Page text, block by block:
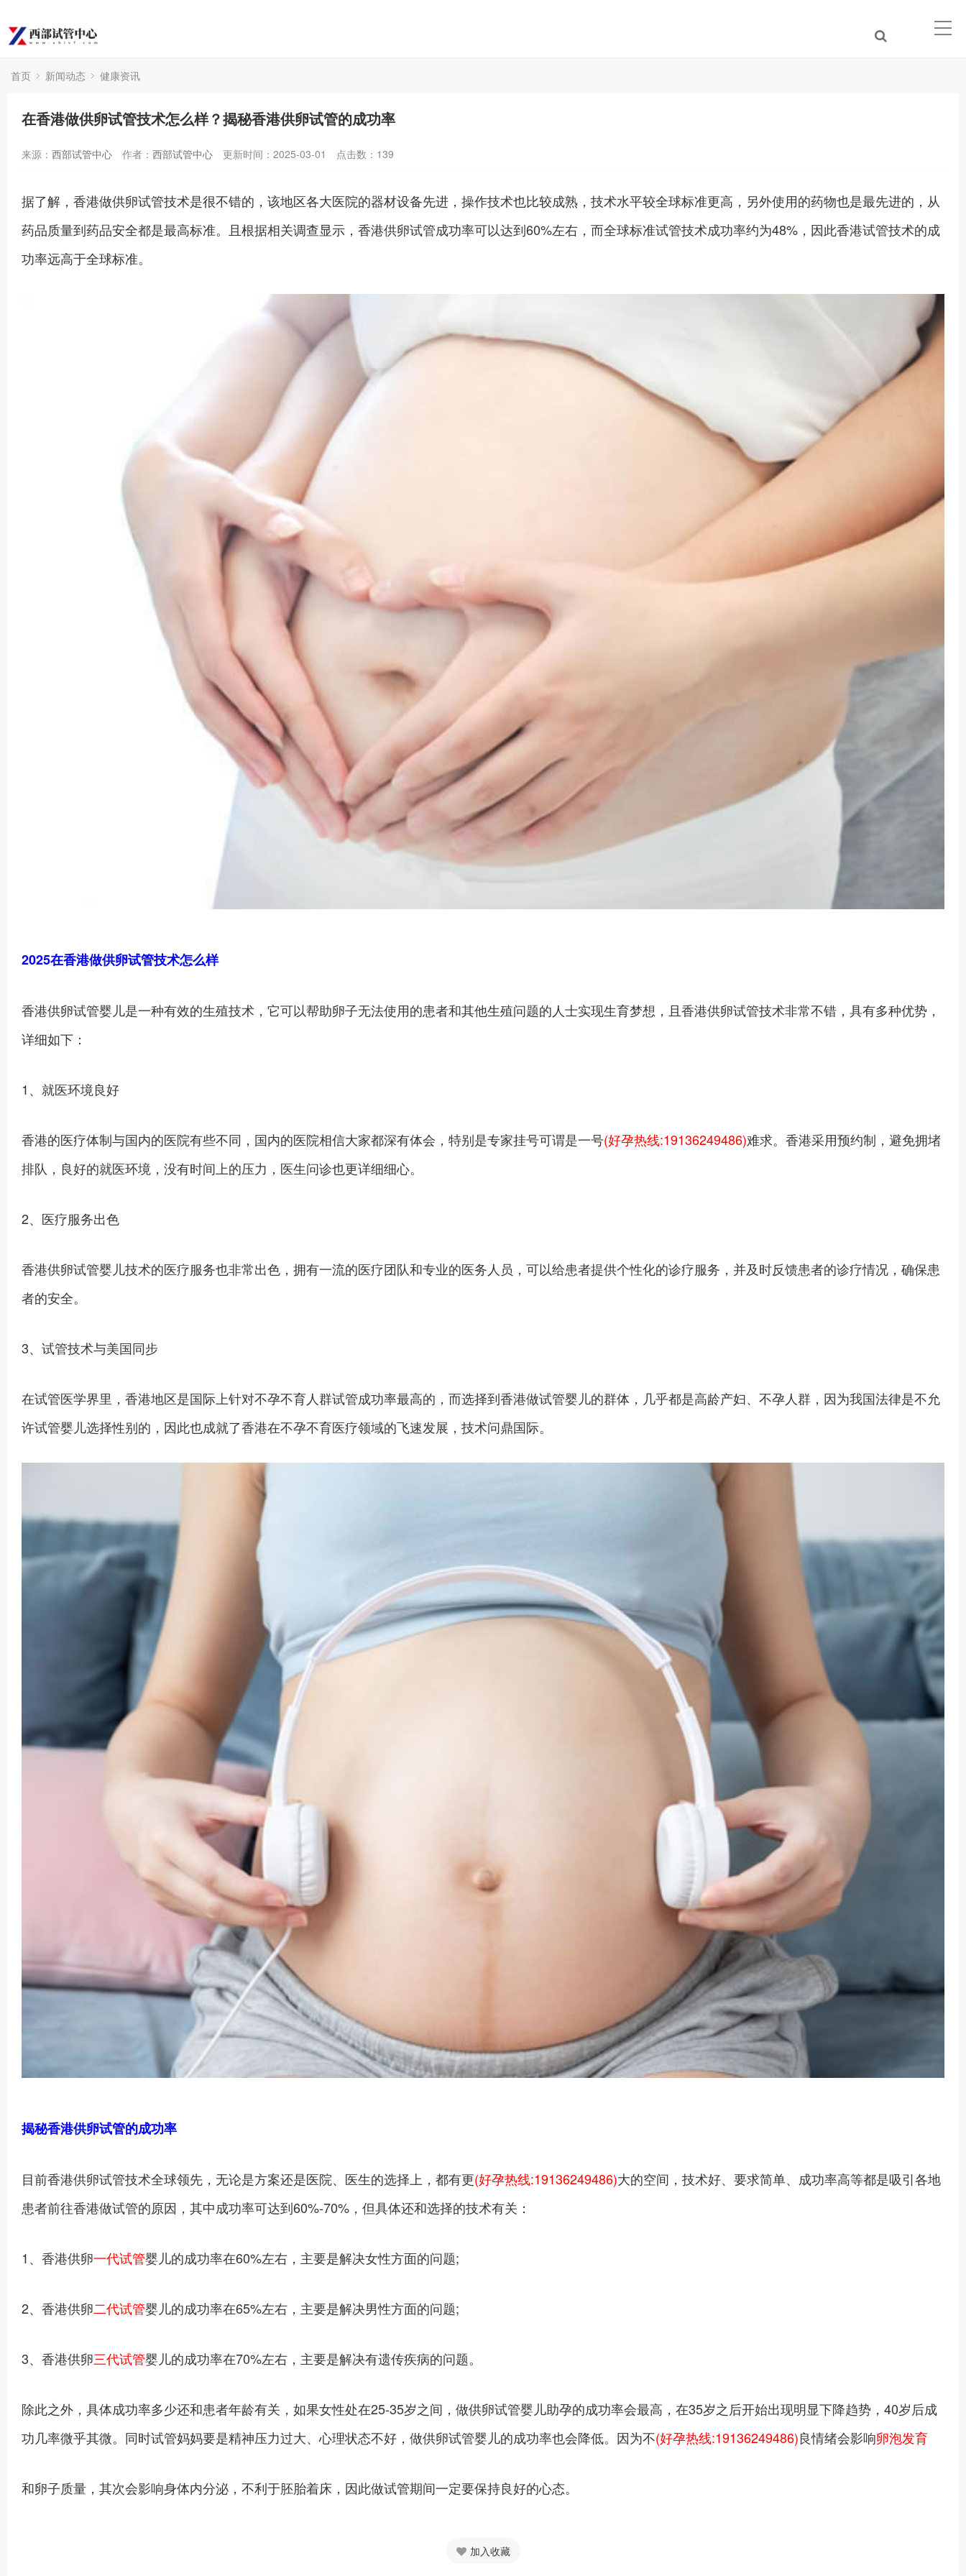
首页 新闻动态 健康资讯
在香港做供卵试管技术怎么样？揭秘香港供卵试管的成功率
来源： 西部试管中心 作者： 西部试管中心 更新时间：2025-03-01 点击数： 139
据了解，香港做供卵试管技术是很不错的，该地区各大医院的器材设备先进，操作技术也比较成熟，技术水平较全球标准更高，另外使用的药物也是最先进的，从
药品质量到药品安全都是最高标准。且根据相关调查显示，香港供卵试管成功率可以达到60%左右，而全球标准试管技术成功率约为48%，因此香港试管技术的成
功率远高于全球标准。
2025在香港做供卵试管技术怎么样
香港供卵试管婴儿是一种有效的生殖技术，它可以帮助卵子无法使用的患者和其他生殖问题的人士实现生育梦想，且香港供卵试管技术非常不错，具有多种优势，
详细如下：
1、就医环境良好
香港的医疗体制与国内的医院有些不同，国内的医院相信大家都深有体会，特别是专家挂号可谓是一号(好孕热线:19136249486)难求。香港采用预约制，避免拥堵
排队，良好的就医环境，没有时间上的压力，医生问诊也更详细细心。
2、医疗服务出色
香港供卵试管婴儿技术的医疗服务也非常出色，拥有一流的医疗团队和专业的医务人员，可以给患者提供个性化的诊疗服务，并及时反馈患者的诊疗情况，确保患
者的安全。
3、试管技术与美国同步
在试管医学界里，香港地区是国际上针对不孕不育人群试管成功率最高的，而选择到香港做试管婴儿的群体，几乎都是高龄产妇、不孕人群，因为我国法律是不允
许试管婴儿选择性别的，因此也成就了香港在不孕不育医疗领域的飞速发展，技术问鼎国际。
揭秘香港供卵试管的成功率
目前香港供卵试管技术全球领先，无论是方案还是医院、医生的选择上，都有更(好孕热线:19136249486)大的空间，技术好、要求简单、成功率高等都是吸引各地
患者前往香港做试管的原因，其中成功率可达到60%-70%，但具体还和选择的技术有关：
1、香港供卵一代试管婴儿的成功率在60%左右，主要是解决女性方面的问题;
2、香港供卵二代试管婴儿的成功率在65%左右，主要是解决男性方面的问题;
3、香港供卵三代试管婴儿的成功率在70%左右，主要是解决有遗传疾病的问题。
除此之外，具体成功率多少还和患者年龄有关，如果女性处在25-35岁之间，做供卵试管婴儿助孕的成功率会最高，在35岁之后开始出现明显下降趋势，40岁后成
功几率微乎其微。同时试管妈妈要是精神压力过大、心理状态不好，做供卵试管婴儿的成功率也会降低。因为不(好孕热线:19136249486)良情绪会影响卵泡发育
和卵子质量，其次会影响身体内分泌，不利于胚胎着床，因此做试管期间一定要保持良好的心态。
加入收藏